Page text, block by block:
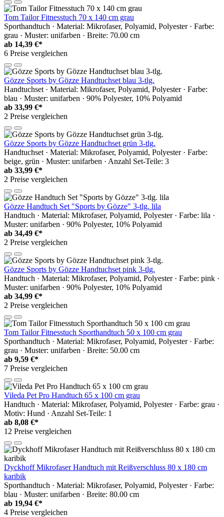
Tom Tailor Fitnesstuch 70 x 140 cm grau
Sporthandtuch · Material: Mikrofaser, Polyamid, Polyester · Farbe:
grau · Muster: unifarben · Breite: 70.00 cm
ab 14,39 €*
6 Preise vergleichen
Gözze Sports by Gözze Handtuchset blau 3-tlg.
Handtuchset · Material: Mikrofaser, Polyamid, Polyester · Farbe:
blau · Muster: unifarben · 90% Polyester, 10% Polyamid
ab 33,99 €*
2 Preise vergleichen
Gözze Sports by Gözze Handtuchset grün 3-tlg.
Handtuchset · Material: Mikrofaser, Polyamid, Polyester · Farbe:
beige, grün · Muster: unifarben · Anzahl Set-Teile: 3
ab 33,99 €*
2 Preise vergleichen
Gözze Handtuch Set "Sports by Gözze" 3-tlg. lila
Handtuch · Material: Mikrofaser, Polyamid, Polyester · Farbe: lila ·
Muster: unifarben · 90% Polyester, 10% Polyamid
ab 34,49 €*
2 Preise vergleichen
Gözze Sports by Gözze Handtuchset pink 3-tlg.
Handtuch · Material: Mikrofaser, Polyamid, Polyester · Farbe: pink ·
Muster: unifarben · 90% Polyester, 10% Polyamid
ab 34,99 €*
2 Preise vergleichen
Tom Tailor Fitnesstuch Sporthandtuch 50 x 100 cm grau
Sporthandtuch · Material: Mikrofaser, Polyamid, Polyester · Farbe:
grau · Muster: unifarben · Breite: 50.00 cm
ab 9,59 €*
7 Preise vergleichen
Vileda Pet Pro Handtuch 65 x 100 cm grau
Handtuch · Material: Mikrofaser, Polyamid, Polyester · Farbe: grau ·
Motiv: Hund · Anzahl Set-Teile: 1
ab 8,08 €*
12 Preise vergleichen
Dyckhoff Mikrofaser Handtuch mit Reißverschluss 80 x 180 cm
karibik
Sporthandtuch · Material: Mikrofaser, Polyamid, Polyester · Farbe:
blau · Muster: unifarben · Breite: 80.00 cm
ab 19,94 €*
4 Preise vergleichen